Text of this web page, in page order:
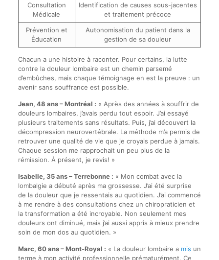
Consultation
Médicale
Identification de causes sous-jacentes
et traitement précoce
Prévention et
Éducation
Autonomisation du patient dans la
gestion de sa douleur
Chacun a une histoire à raconter. Pour certains, la lutte
contre la douleur lombaire est un chemin parsemé
d’embûches, mais chaque témoignage en est la preuve : un
avenir sans souffrance est possible.
Jean, 48 ans – Montréal : « Après des années à souffrir de
douleurs lombaires, j’avais perdu tout espoir. J’ai essayé
plusieurs traitements sans résultats. Puis, j’ai découvert la
décompression neurovertébrale. La méthode m’a permis de
retrouver une qualité de vie que je croyais perdue à jamais.
Chaque session me rapprochait un peu plus de la
rémission. À présent, je revis! »
Isabelle, 35 ans – Terrebonne : « Mon combat avec la
lombalgie a débuté après ma grossesse. J’ai été surprise
de la douleur que je ressentais au quotidien. J’ai commencé
à me rendre à des consultations chez un chiropraticien et
la transformation a été incroyable. Non seulement mes
douleurs ont diminué, mais j’ai aussi appris à mieux prendre
soin de mon dos au quotidien. »
Marc, 60 ans – Mont-Royal : « La douleur lombaire a mis un
terme à mon activité professionnelle prématurément. Ce